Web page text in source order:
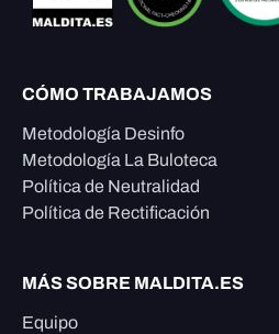
CÓMO TRABAJAMOS
Metodología Desinfo
Metodología La Buloteca
Política de Neutralidad
Política de Rectificación
MÁS SOBRE MALDITA.ES
Equipo